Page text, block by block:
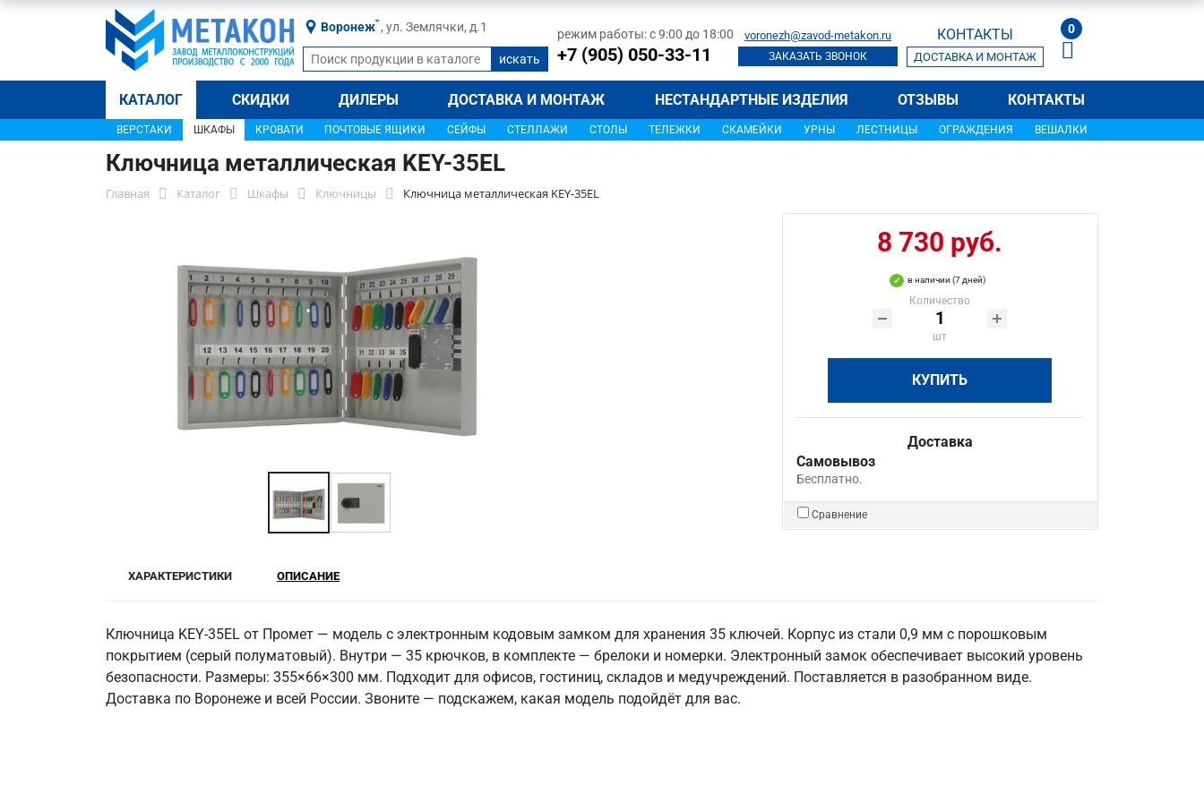
Воронеж , ул. Землячки, д.1 режим работы: с 9:00 до 18:00
+7 (905) 050-33-11
voronezh@zavod-metakon.ru
ЗАКАЗАТЬ ЗВОНОК
КОНТАКТЫ
ДОСТАВКА И МОНТАЖ
0
КАТАЛОГ СКИДКИ ДИЛЕРЫ ДОСТАВКА И МОНТАЖ НЕСТАНДАРТНЫЕ ИЗДЕЛИЯ ОТЗЫВЫ КОНТАКТЫ
ВЕРСТАКИ ШКАФЫ КРОВАТИ ПОЧТОВЫЕ ЯЩИКИ СЕЙФЫ СТЕЛЛАЖИ СТОЛЫ ТЕЛЕЖКИ СКАМЕЙКИ УРНЫ ЛЕСТНИЦЫ ОГРАЖДЕНИЯ ВЕШАЛКИ
Ключница металлическая KEY-35EL
Главная Каталог Шкафы Ключницы Ключница металлическая KEY-35EL
8 730 руб.
в наличии (7 дней)
Количество
шт
КУПИТЬ
Доставка
Самовывоз
Бесплатно.
Сравнение
ХАРАКТЕРИСТИКИ ОПИСАНИЕ
Ключница KEY-35EL от Промет — модель с электронным кодовым замком для хранения 35 ключей. Корпус из стали 0,9 мм с порошковым
покрытием (серый полуматовый). Внутри — 35 крючков, в комплекте — брелоки и номерки. Электронный замок обеспечивает высокий уровень
безопасности. Размеры: 355×66×300 мм. Подходит для офисов, гостиниц, складов и медучреждений. Поставляется в разобранном виде.
Доставка по Воронеже и всей России. Звоните — подскажем, какая модель подойдёт для вас.